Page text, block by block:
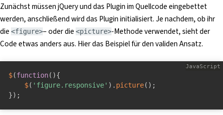
Zunächst müssen jQuery und das Plugin im Quellcode eingebettet
werden, anschließend wird das Plugin initialisiert. Je nachdem, ob ihr
die <figure>– oder die <picture>-Methode verwendet, sieht der
Code etwas anders aus. Hier das Beispiel für den validen Ansatz.
$(function( ){
$( 'figure.responsive' ) . picture( ) ;
}) ;